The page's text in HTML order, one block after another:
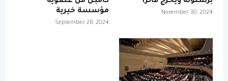
November 30, 2024
مؤسسة خيرية
September 28, 2024